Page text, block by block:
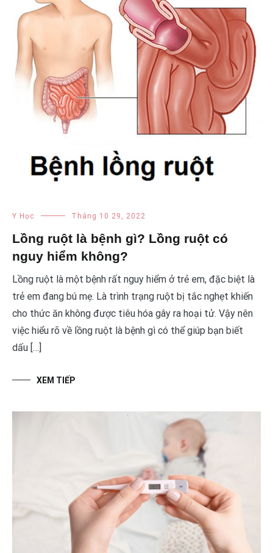
Y Học Tháng 10 29, 2022
Lồng ruột là bệnh gì? Lồng ruột có
nguy hiểm không?
Lồng ruột là một bệnh rất nguy hiểm ở trẻ em, đặc biệt là
trẻ em đang bú mẹ. Là trình trạng ruột bị tắc nghẹt khiến
cho thức ăn không được tiêu hóa gây ra hoại tử. Vậy nên
việc hiểu rõ về lồng ruột là bệnh gì có thể giúp bạn biết
dấu […]
XEM TIẾP